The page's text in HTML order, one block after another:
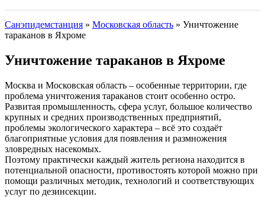
Санэпидемстанция » Московская область » Уничтожение
тараканов в Яхроме
Уничтожение тараканов в Яхроме
Москва и Московская область – особенные территории, где
проблема уничтожения тараканов стоит особенно остро.
Развитая промышленность, сфера услуг, большое количество
крупных и средних производственных предприятий,
проблемы экологического характера – всё это создаёт
благоприятные условия для появления и размножения
зловредных насекомых.
Поэтому практически каждый житель региона находится в
потенциальной опасности, противостоять которой можно при
помощи различных методик, технологий и соответствующих
услуг по дезинсекции.